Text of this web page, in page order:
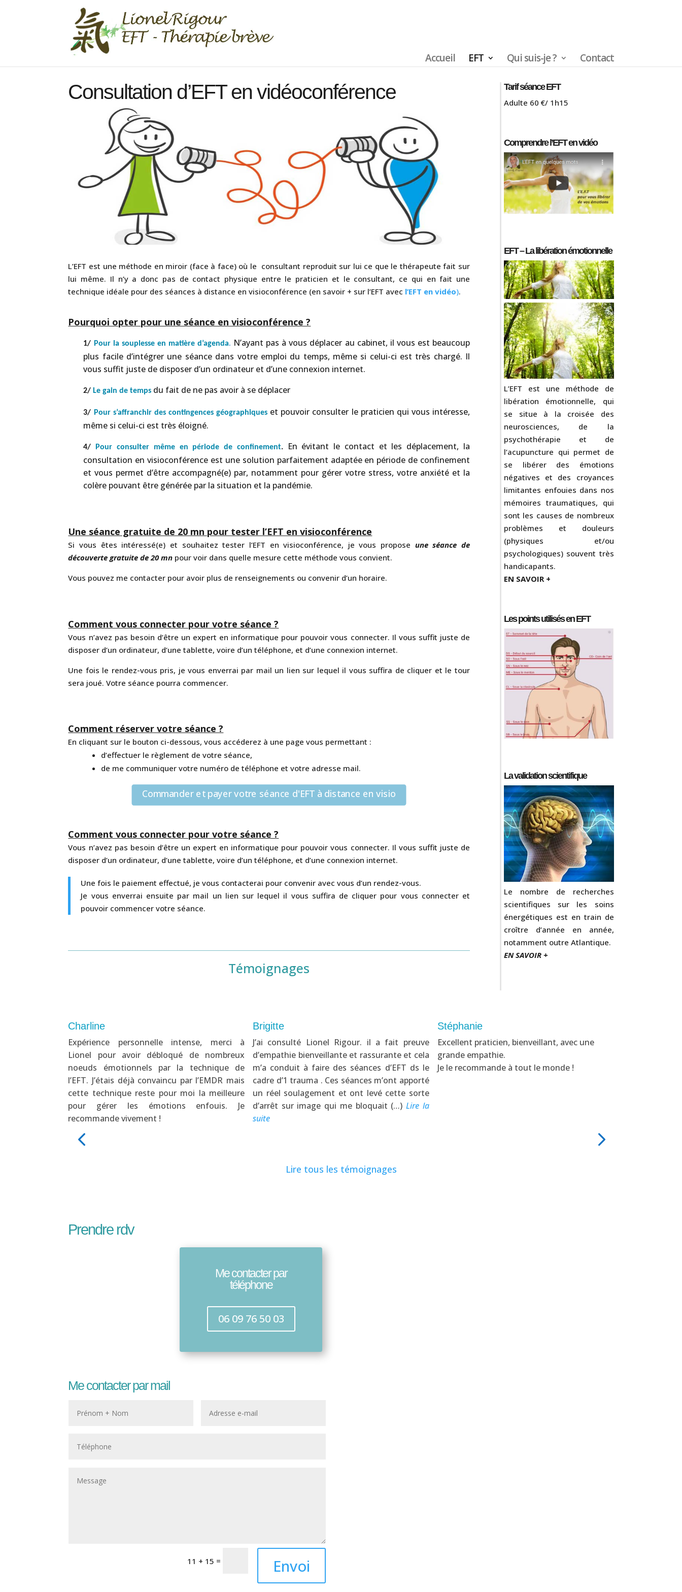
Accueil EFT Qui suis-je ? Contact
Consultation d’EFT en vidéoconférence
L’EFT est une méthode en miroir (face à face) où le consultant reproduit sur lui ce que le thérapeute fait sur
lui même. Il n’y a donc pas de contact physique entre le praticien et le consultant, ce qui en fait une
technique idéale pour des séances à distance en visioconférence (en savoir + sur l’EFT avec l’EFT en vidéo).
Pourquoi opter pour une séance en visioconférence ?
1/ Pour la souplesse en matière d’agenda. N’ayant pas à vous déplacer au cabinet, il vous est beaucoup
plus facile d’intégrer une séance dans votre emploi du temps, même si celui-ci est très chargé. Il
vous suffit juste de disposer d’un ordinateur et d’une connexion internet.
2/ Le gain de temps du fait de ne pas avoir à se déplacer
3/ Pour s’affranchir des contingences géographiques et pouvoir consulter le praticien qui vous intéresse,
même si celui-ci est très éloigné.
4/ Pour consulter même en période de confinement.En évitant le contact et les déplacement, la
consultation en visioconférence est une solution parfaitement adaptée en période de confinement
et vous permet d’être accompagné(e) par, notamment pour gérer votre stress, votre anxiété et la
colère pouvant être générée par la situation et la pandémie.
Une séance gratuite de 20 mn pour tester l’EFT en visioconférence
Si vous êtes intéressé(e) et souhaitez tester l’EFT en visioconférence, je vous propose une séance de
découverte gratuite de 20 mn pour voir dans quelle mesure cette méthode vous convient.
Vous pouvez me contacter pour avoir plus de renseignements ou convenir d’un horaire.
Comment vous connecter pour votre séance ?
Vous n’avez pas besoin d’être un expert en informatique pour pouvoir vous connecter. Il vous suffit juste de
disposer d’un ordinateur, d’une tablette, voire d’un téléphone, et d’une connexion internet.
Une fois le rendez-vous pris, je vous enverrai par mail un lien sur lequel il vous suffira de cliquer et le tour
sera joué. Votre séance pourra commencer.
Comment réserver votre séance ?
En cliquant sur le bouton ci-dessous, vous accéderez à une page vous permettant :
d’effectuer le règlement de votre séance,
de me communiquer votre numéro de téléphone et votre adresse mail.
Commander et payer votre séance d'EFT à distance en visio
Comment vous connecter pour votre séance ?
Vous n’avez pas besoin d’être un expert en informatique pour pouvoir vous connecter. Il vous suffit juste de
disposer d’un ordinateur, d’une tablette, voire d’un téléphone, et d’une connexion internet.
Une fois le paiement effectué, je vous contacterai pour convenir avec vous d’un rendez-vous.
Je vous enverrai ensuite par mail un lien sur lequel il vous suffira de cliquer pour vous connecter et
pouvoir commencer votre séance.
Témoignages
Tarif séance EFT
Adulte 60 €/ 1h15
Comprendre l’EFT en vidéo
EFT – La libération émotionnelle
L’EFT est une méthode de
libération émotionnelle, qui
se situe à la croisée des
neurosciences, de la
psychothérapie et de
l’acupuncture qui permet de
se libérer des émotions
négatives et des croyances
limitantes enfouies dans nos
mémoires traumatiques, qui
sont les causes de nombreux
problèmes et douleurs
(physiques et/ou
psychologiques) souvent très
handicapants.
EN SAVOIR +
Les points utilisés en EFT
La validation scientifique
Le nombre de recherches
scientifiques sur les soins
énergétiques est en train de
croître d’année en année,
notamment outre Atlantique.
EN SAVOIR +
Charline
Expérience personnelle intense, merci à
Lionel pour avoir débloqué de nombreux
noeuds émotionnels par la technique de
l’EFT. J’étais déjà convaincu par l’EMDR mais
cette technique reste pour moi la meilleure
pour gérer les émotions enfouis. Je
recommande vivement !
Brigitte
J’ai consulté Lionel Rigour. il a fait preuve
d’empathie bienveillante et rassurante et cela
m’a conduit à faire des séances d’EFT ds le
cadre d’1 trauma . Ces séances m’ont apporté
un réel soulagement et ont levé cette sorte
d’arrêt sur image qui me bloquait (…) Lire la
suite
Stéphanie
Excellent praticien, bienveillant, avec une
grande empathie.
Je le recommande à tout le monde !
Lire tous les témoignages
Prendre rdv
Me contacter par
téléphone
06 09 76 50 03
Me contacter par mail
11 + 15 = Envoi